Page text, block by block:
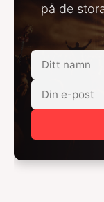
på de